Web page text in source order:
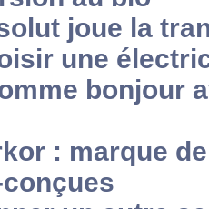
joue la
une
bonjour
: marque